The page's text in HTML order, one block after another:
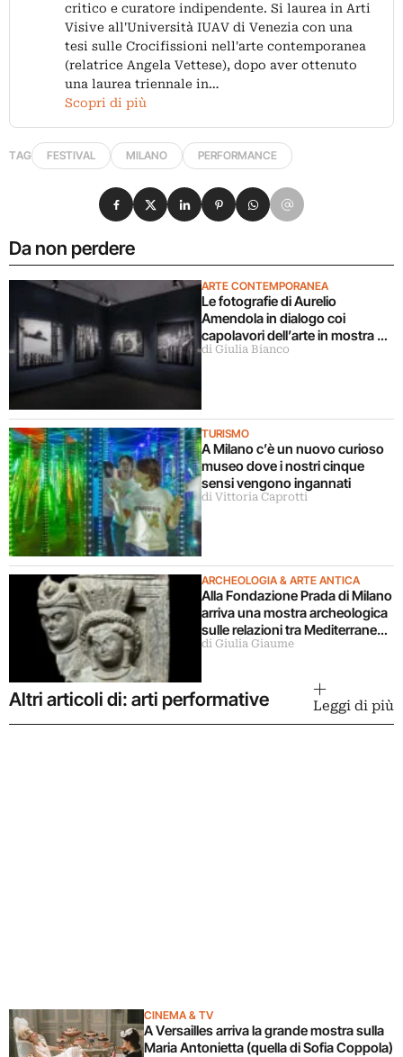
critico e curatore indipendente. Si laurea in Arti
Visive all'Università IUAV di Venezia con una
tesi sulle Crocifissioni nell'arte contemporanea
(relatrice Angela Vettese), dopo aver ottenuto
una laurea triennale in…
Scopri di più
TAG FESTIVAL MILANO PERFORMANCE
Da non perdere
ARTE CONTEMPORANEA
Le fotografie di Aurelio
Amendola in dialogo coi
capolavori dell’arte in mostra a
Milano
di Giulia Bianco
TURISMO
A Milano c’è un nuovo curioso
museo dove i nostri cinque
sensi vengono ingannati
di Vittoria Caprotti
ARCHEOLOGIA & ARTE ANTICA
Alla Fondazione Prada di Milano
arriva una mostra archeologica
sulle relazioni tra Mediterraneo
e Asia
di Giulia Giaume
Condividi su Facebook
Condividi su X
Condividi su LinkedIn
Condividi su Pinterest
Condividi su WhatsApp
Condividi su Email
Altri articoli di: arti performative Leggi di più
CINEMA & TV
A Versailles arriva la grande mostra sulla
Maria Antonietta (quella di Sofia Coppola)